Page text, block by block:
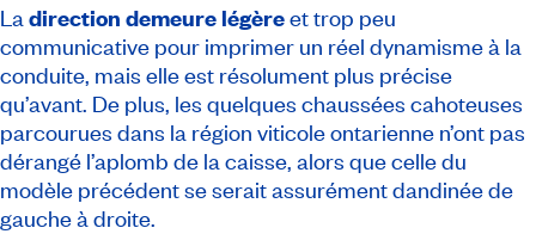
La direction demeure légèreet trop peu
communicative pour imprimer un réel dynamisme à la
conduite, mais elle est résolument plus précise
qu’avant. De plus, les quelques chaussées cahoteuses
parcourues dans la région viticole ontarienne n’ont pas
dérangé l’aplomb de la caisse, alors que celle du
modèle précédent se serait assurément dandinée de
gauche à droite.